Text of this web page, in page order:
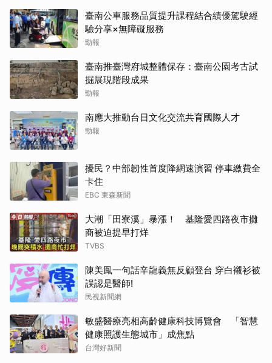
臺南公車服務品質提升課程結合績優駕駛經
驗分享×無障礙服務
勁報
臺南推臺灣府城整體保存：臺南公園考古試
掘展現階段成果
勁報
南應大推動台日文化交流共育國際人才
勁報
擾民？中部韌性首度降網速演習 停車繳費全
卡住
EBC 東森新聞
大潮「田寮溪」暴漲！ 基隆愛四路夜市攤
商被迫提早打烊
TVBS
陳美鳳一句話辛龍義無反顧登台 穿白襯衫被
誤認是醫師!
民視新聞網
敏盛醫療亮相高齡健康科技博覽會 「智慧
健康照護生態城市」成焦點
台灣好新聞